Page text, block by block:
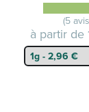
(5
à partir de